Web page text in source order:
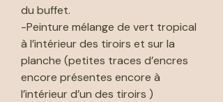
du buffet.
-Peinture mélange de vert tropical
à l’intérieur des tiroirs et sur la
planche (petites traces d’encres
encore présentes encore à
l’intérieur d’un des tiroirs )